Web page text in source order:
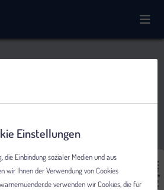
Einstellungen
die Einbindung sozialer Medien und aus
wir Ihnen der Verwendung von Cookies
verwenden wir Cookies, die für